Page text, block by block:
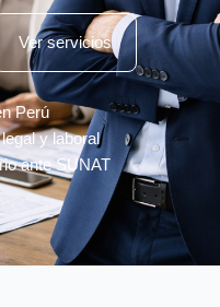
Ver servicios
Perú
y laboral
ante SUNAT